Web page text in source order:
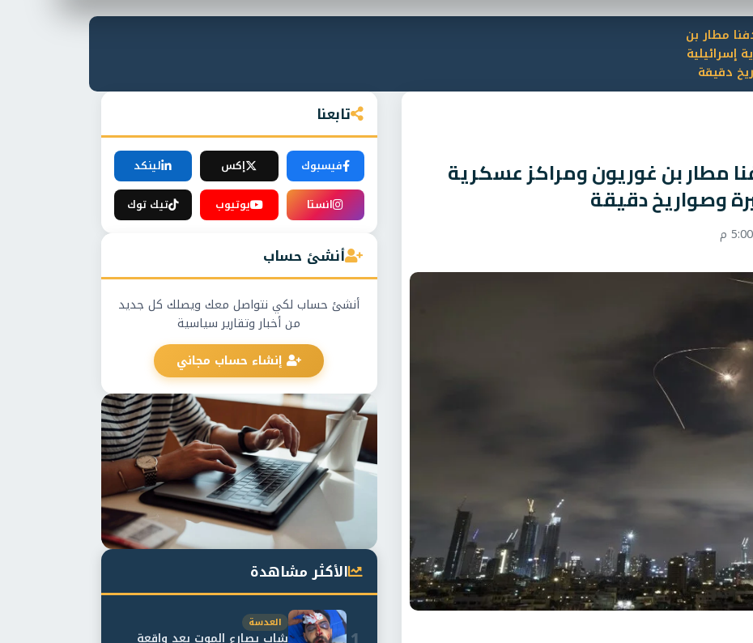
مطار بن
إسرائيلية
دقيقة
مطار بن غوريون ومراكز عسكرية
وصواريخ دقيقة
تابعنا
فيسبوك إكس
لينكد
انستا
يوتيوب تيك توك
أنشئ حساب
أنشئ حساب لكي نتواصل معك ويصلك كل جديد
من أخبار وتقارير سياسية
إنشاء حساب مجاني
الأكثر مشاهدة
العدسة